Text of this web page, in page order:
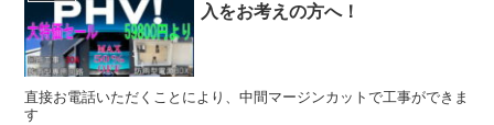
入をお考えの方へ！
直接お電話いただくことにより、中間マージンカットで工事ができま
す